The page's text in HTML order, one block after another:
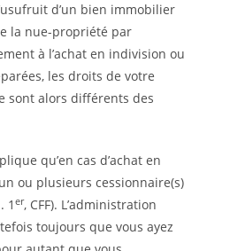
d’un bien immobilier
la nue-propriété par
à l’achat en indivision ou
les droits de votre
sont alors différents des
qu’en cas d’achat en
ou plusieurs cessionnaire(s)
1 er, CFF). L’administration
toujours que vous ayez